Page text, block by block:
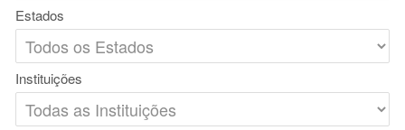
Estados
Instituições